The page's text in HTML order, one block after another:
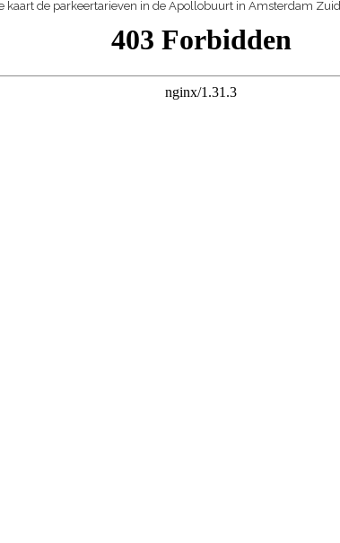
kaart de parkeertarieven in de Apollobuurt in Amsterdam Zuid.